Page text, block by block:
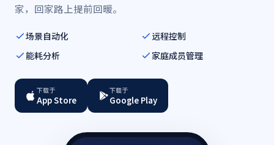
家，回家路上提前回暖。
场景自动化
远程控制
能耗分析
家庭成员管理
下载于
App Store
下载于
Google Play